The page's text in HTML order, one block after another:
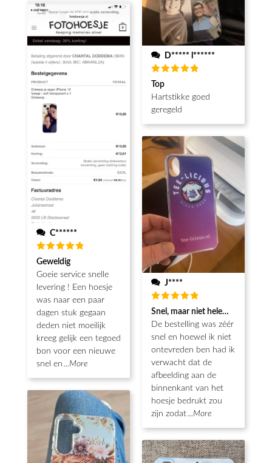
C******
Waardering
5uit 5
Geweldig
Goeie service snelle
levering ! Een hoesje
was naar een paar
dagen stuk gegaan
deden niet moeilijk
kreeg gelijk een tegoed
bon voor een nieuwe
snel en ...More
D***** l******
Waardering
5 uit 5
Top
Hartstikke goed
geregeld
J****
Waardering
5 uit 5
Snel, maar niet helemaal als
De bestelling was zéér
snel en hoewel ik niet
ontevreden ben had ik
verwacht dat de
afbeelding aan de
binnenkant van het
hoesje bedrukt zou
zijn zodat...More